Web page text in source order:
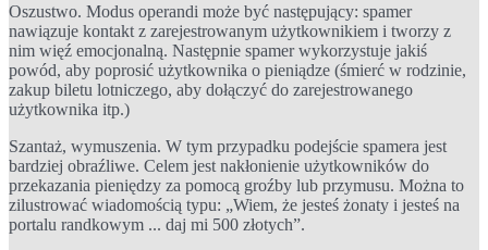
Oszustwo. Modus operandi może być następujący: spamer
nawiązuje kontakt z zarejestrowanym użytkownikiem i tworzy z
nim więź emocjonalną. Następnie spamer wykorzystuje jakiś
powód, aby poprosić użytkownika o pieniądze (śmierć w rodzinie,
zakup biletu lotniczego, aby dołączyć do zarejestrowanego
użytkownika itp.)
Szantaż, wymuszenia. W tym przypadku podejście spamera jest
bardziej obraźliwe. Celem jest nakłonienie użytkowników do
przekazania pieniędzy za pomocą groźby lub przymusu. Można to
zilustrować wiadomością typu: „Wiem, że jesteś żonaty i jesteś na
portalu randkowym ... daj mi 500 złotych”.